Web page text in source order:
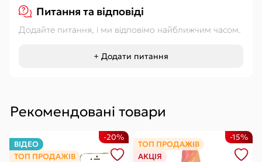
Питання та відповіді
Додайте питання, і ми відповімо найближчим часом.
+ Додати питання
Рекомендовані товари
ВІДЕО
ТОП ПРОДАЖІВ
-20%
ТОП ПРОДАЖІВ
АКЦІЯ
-15%